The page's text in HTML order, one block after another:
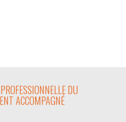
DU
ACCOMPAGNÉ